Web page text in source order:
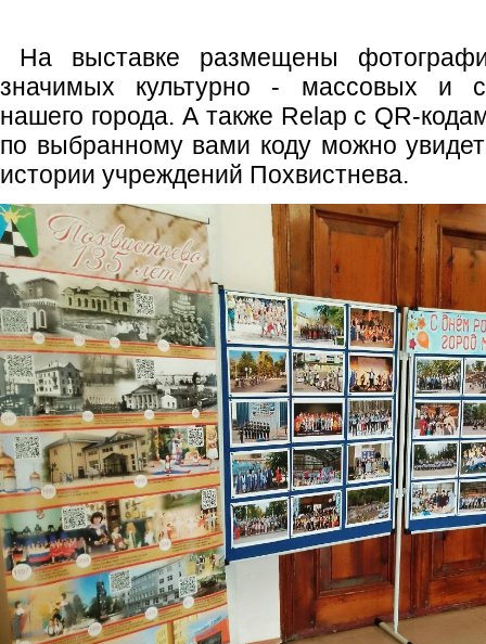
На выставке размещены
значимых культурно - массовых и
нашего города. А также Relap с QR-
по выбранному вами коду можно
истории учреждений Похвистнева.